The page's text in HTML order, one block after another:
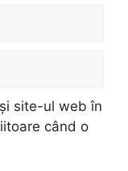
site-ul web în
când o